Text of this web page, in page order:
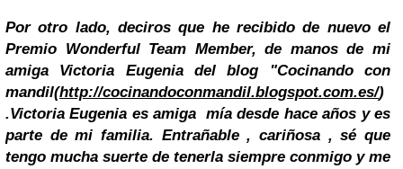
Por otro lado, deciros que he recibido de nuevo el
Premio Wonderful Team Member, de manos de mi
amiga Victoria Eugeniadel blog "Cocinando con
mandil(http://cocinandoconmandil.blogspot.com.es/)
.Victoria Eugenia es amiga mía desde hace años y es
parte de mi familia. Entrañable , cariñosa , sé que
tengo mucha suerte de tenerla siempre conmigo y me